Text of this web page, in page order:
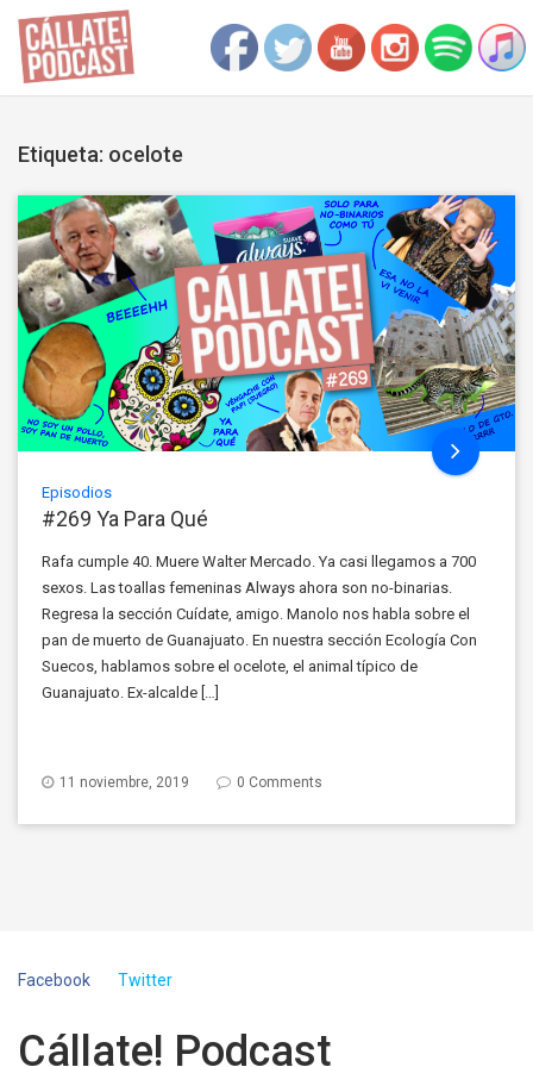
Etiqueta: ocelote
Episodios
#269 Ya Para Qué
Rafa cumple 40. Muere Walter Mercado. Ya casi llegamos a 700
sexos. Las toallas femeninas Always ahora son no-binarias.
Regresa la sección Cuídate, amigo. Manolo nos habla sobre el
pan de muerto de Guanajuato. En nuestra sección Ecología Con
Suecos, hablamos sobre el ocelote, el animal típico de
Guanajuato. Ex-alcalde […]
11 noviembre, 2019 0 Comments
Facebook Twitter
Cállate! Podcast